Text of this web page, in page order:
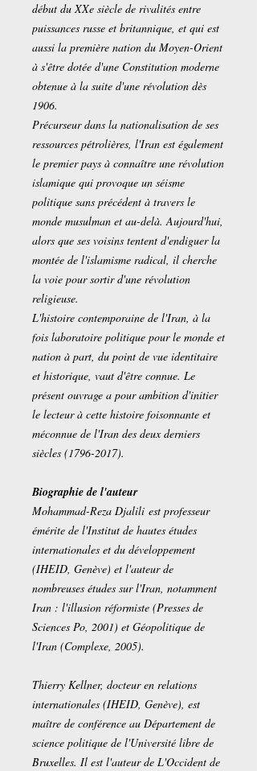
début du XXe siècle de rivalités entre
puissances russe et britannique, et qui est
aussi la première nation du Moyen-Orient
à s'être dotée d'une Constitution moderne
obtenue à la suite d'une révolution dès
1906.
Précurseur dans la nationalisation de ses
ressources pétrolières, l'Iran est également
le premier pays à connaître une révolution
islamique qui provoque un séisme
politique sans précédent à travers le
monde musulman et au-delà. Aujourd'hui,
alors que ses voisins tentent d'endiguer la
montée de l'islamisme radical, il cherche
la voie pour sortir d'une révolution
religieuse.
L'histoire contemporaine de l'Iran, à la
fois laboratoire politique pour le monde et
nation à part, du point de vue identitaire
et historique, vaut d'être connue. Le
présent ouvrage a pour ambition d'initier
le lecteur à cette histoire foisonnante et
méconnue de l'Iran des deux derniers
siècles (1796-2017).
Biographie de l'auteur
Mohammad-Reza Djalili est professeur
émérite de l'Institut de hautes études
internationales et du développement
(IHEID, Genève) et l'auteur de
nombreuses études sur l'Iran, notamment
Iran : l'illusion réformiste (Presses de
Sciences Po, 2001) et Géopolitique de
l'Iran (Complexe, 2005).
Thierry Kellner, docteur en relations
internationales (IHEID, Genève), est
maître de conférence au Département de
science politique de l'Université libre de
Bruxelles. Il est l'auteur de L'Occident de